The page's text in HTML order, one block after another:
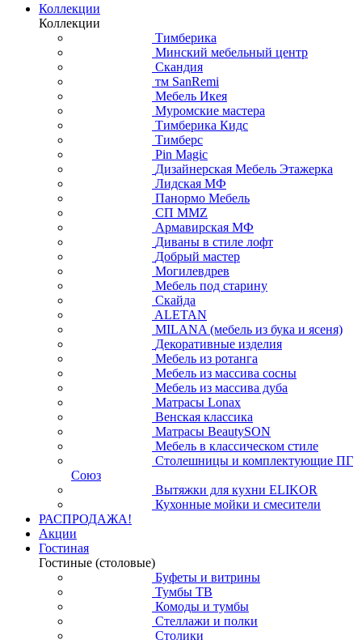
Коллекции
Коллекции
Тимберика
Минский мебельный центр
Скандия
тм SanRemi
Мебель Икея
Муромские мастера
Тимберика Кидс
Тимберс
Pin Magic
Дизайнерская Мебель Этажерка
Лидская МФ
Панормо Мебель
СП ММZ
Армавирская МФ
Диваны в стиле лофт
Добрый мастер
Могилевдрев
Мебель под старину
Скайда
ALETAN
MILANA (мебель из бука и ясеня)
Декоративные изделия
Мебель из ротанга
Мебель из массива сосны
Мебель из массива дуба
Матрасы Lonax
Венская классика
Матрасы BeautySON
Мебель в классическом стиле
Столешницы и комплектующие ПГ
Союз
Вытяжки для кухни ELIKOR
Кухонные мойки и смесители
РАСПРОДАЖА!
Акции
Гостиная
Гостиные (столовые)
Буфеты и витрины
Тумбы ТВ
Комоды и тумбы
Стеллажи и полки
Столики